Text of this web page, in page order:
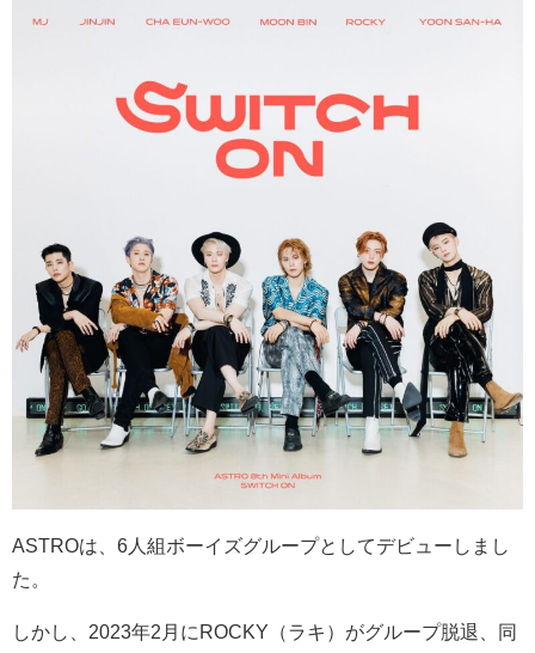
ASTROは、 6 人組ボーイズグループとしてデビューしまし
た。
しかし、 2023年2 月に ROCKY （ラキ）がグループ脱退、同